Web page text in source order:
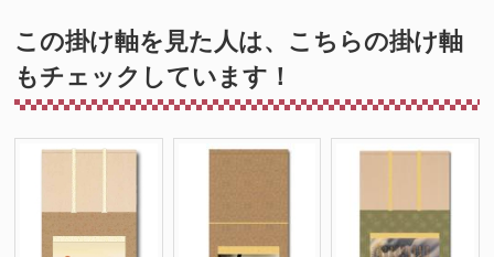
この掛け軸を見た人は、こちらの掛け軸
もチェックしています！